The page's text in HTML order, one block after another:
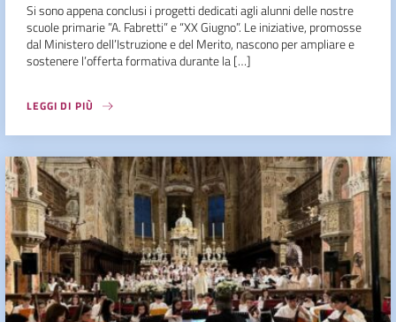
Si sono appena conclusi i progetti dedicati agli alunni delle nostre
scuole primarie ”A. Fabretti” e “XX Giugno”. Le iniziative, promosse
dal Ministero dell’Istruzione e del Merito, nascono per ampliare e
sostenere l’offerta formativa durante la […]
LEGGI DI PIÙ